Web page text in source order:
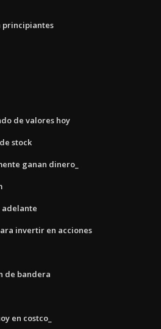
principiantes
de valores hoy
stock
ganan dinero_
adelante
invertir en acciones
de bandera
en costco_